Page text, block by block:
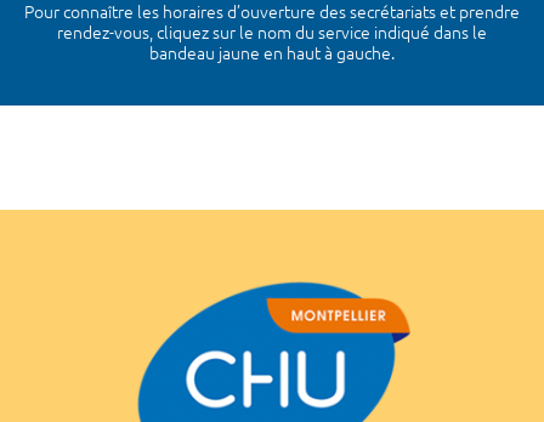
Pour connaître les horaires d’ouverture des secrétariats et prendre
rendez-vous, cliquez sur le nom du service indiqué dans le
bandeau jaune en haut à gauche.